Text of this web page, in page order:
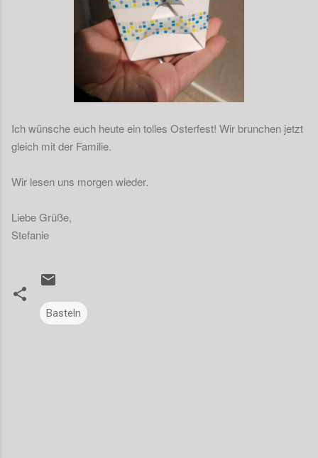
Ich wünsche euch heute ein tolles Osterfest! Wir brunchen jetzt
gleich mit der Familie.
Wir lesen uns morgen wieder.
Liebe Grüße,
Stefanie
Basteln